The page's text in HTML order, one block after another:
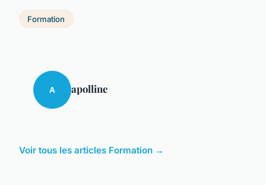
Formation
A apolline
Voir tous les articles Formation →